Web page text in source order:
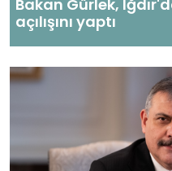
Bakan Gürlek,
açılışını yaptı